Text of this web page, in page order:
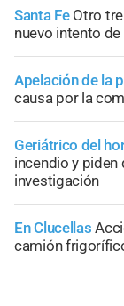
Santa Fe Otro
nuevo intento
Apelación de la
causa por la
Geriátrico del
incendio y piden
investigación
En Clucellas
camión